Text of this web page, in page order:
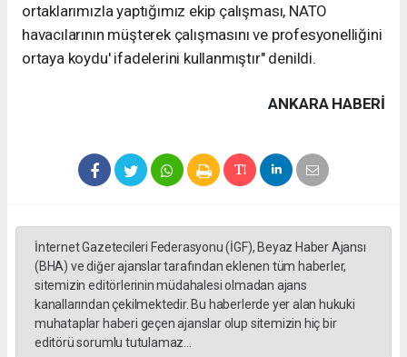
ortaklarımızla yaptığımız ekip çalışması, NATO
havacılarının müşterek çalışmasını ve profesyonelliğini
ortaya koydu' ifadelerini kullanmıştır" denildi.
ANKARA HABERİ
İnternet Gazetecileri Federasyonu (İGF), Beyaz Haber Ajansı
(BHA) ve diğer ajanslar tarafından eklenen tüm haberler,
sitemizin editörlerinin müdahalesi olmadan ajans
kanallarından çekilmektedir. Bu haberlerde yer alan hukuki
muhataplar haberi geçen ajanslar olup sitemizin hiç bir
editörü sorumlu tutulamaz...